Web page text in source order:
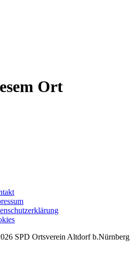
Ort
SPD Ortsverein Altdorf b.Nürnberg